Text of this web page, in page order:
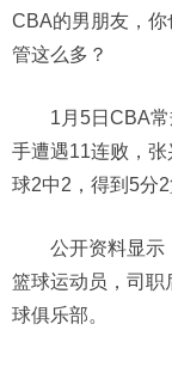
CBA的男朋友，
管这么多？
1月5日CBA
手遭遇11连败，
球2中2，得到5分2
公开资料显示
篮球运动员，司职
球俱乐部。